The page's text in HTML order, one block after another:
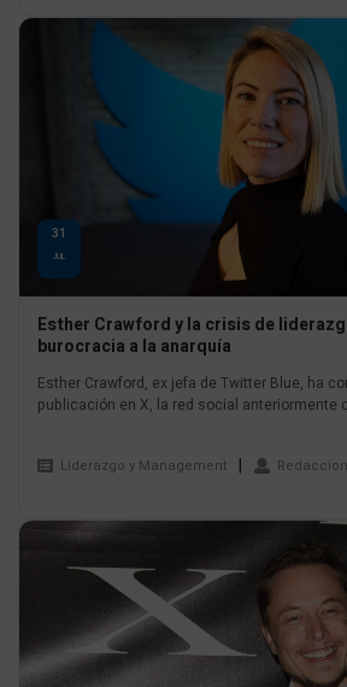
31
JUL
Esther Crawford y la crisis de
burocracia a la anarquía
Esther Crawford, ex jefa de Twitter Blue, ha
publicación en X, la red social anteriormente
Liderazgo y Management